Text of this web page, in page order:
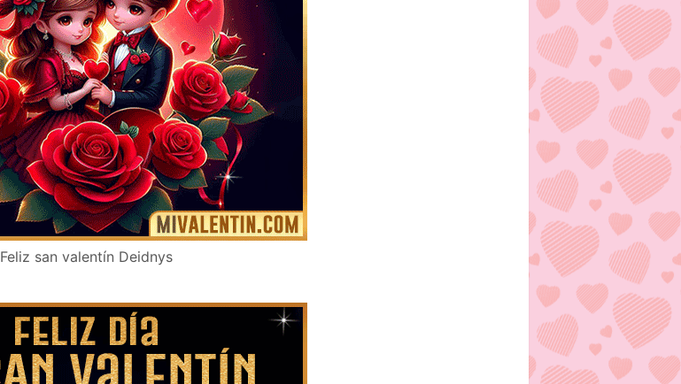
Feliz san valentín Deidnys